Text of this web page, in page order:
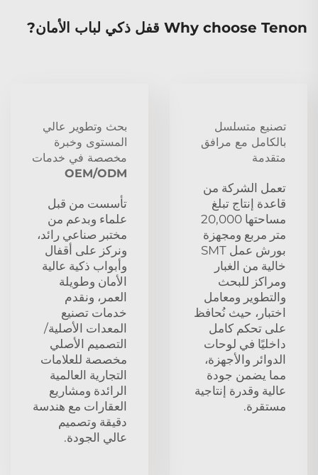
Why choose Tenon قفل ذكي لباب الأمان?
تصنيع متسلسل
بالكامل مع مرافق
متقدمة
تعمل الشركة من
قاعدة إنتاج تبلغ
مساحتها 20,000
متر مربع ومجهزة
بورش عمل SMT
خالية من الغبار
ومراكز للبحث
والتطوير ومعامل
اختبار، حيث نُحافظ
على تحكم كامل
داخليًا في لوحات
الدوائر والأجهزة،
مما يضمن جودة
عالية وقدرة إنتاجية
مستقرة.
بحث وتطوير عالي
المستوى وخبرة
مخصصة في خدمات
OEM/ODM
تأسست من قبل
علماء وبدعم من
مختبر صناعي رائد،
ونركز على أقفال
وأبواب ذكية عالية
الأمان وطويلة
العمر، ونقدم
خدمات تصنيع
المعدات الأصلية/
التصميم الأصلي
مخصصة للعلامات
التجارية العالمية
الرائدة ومشاريع
العقارات مع هندسة
دقيقة وتصميم
عالي الجودة.